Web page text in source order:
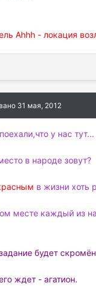
Ahhh - локация
31 мая, 2012
у нас тут...
в народе зовут?
в жизни хоть
месте каждый из
будет
ждет - агатион.